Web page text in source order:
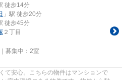
徒歩14分
」駅 徒歩20分
徒歩45分
２丁目
募集中： 2室
て安心。こちらの物件はマンションで